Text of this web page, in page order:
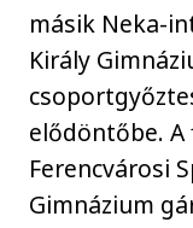
másik Neka-
Király
elődöntőbe.
Ferencvárosi
Gimnázium